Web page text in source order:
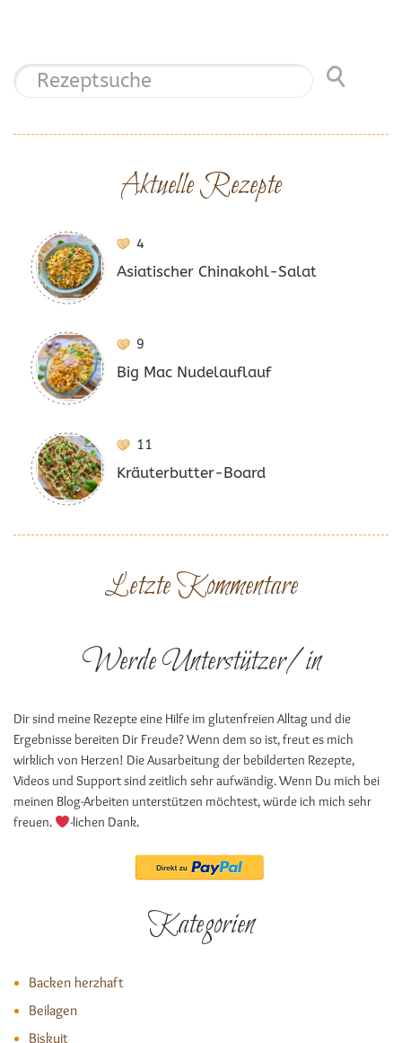
Aktuelle Rezepte
4
Asiatischer Chinakohl-Salat
9
Big Mac Nudelauflauf
11
Kräuterbutter-Board
Letzte Kommentare
Werde Unterstützer/in
Dir sind meine Rezepte eine Hilfe im glutenfreien Alltag und die
Ergebnisse bereiten Dir Freude? Wenn dem so ist, freut es mich
wirklich von Herzen! Die Ausarbeitung der bebilderten Rezepte,
Videos und Support sind zeitlich sehr aufwändig. Wenn Du mich bei
meinen Blog-Arbeiten unterstützen möchtest, würde ich mich sehr
freuen.
-lichen Dank.
Kategorien
Backen herzhaft
Beilagen
Biskuit